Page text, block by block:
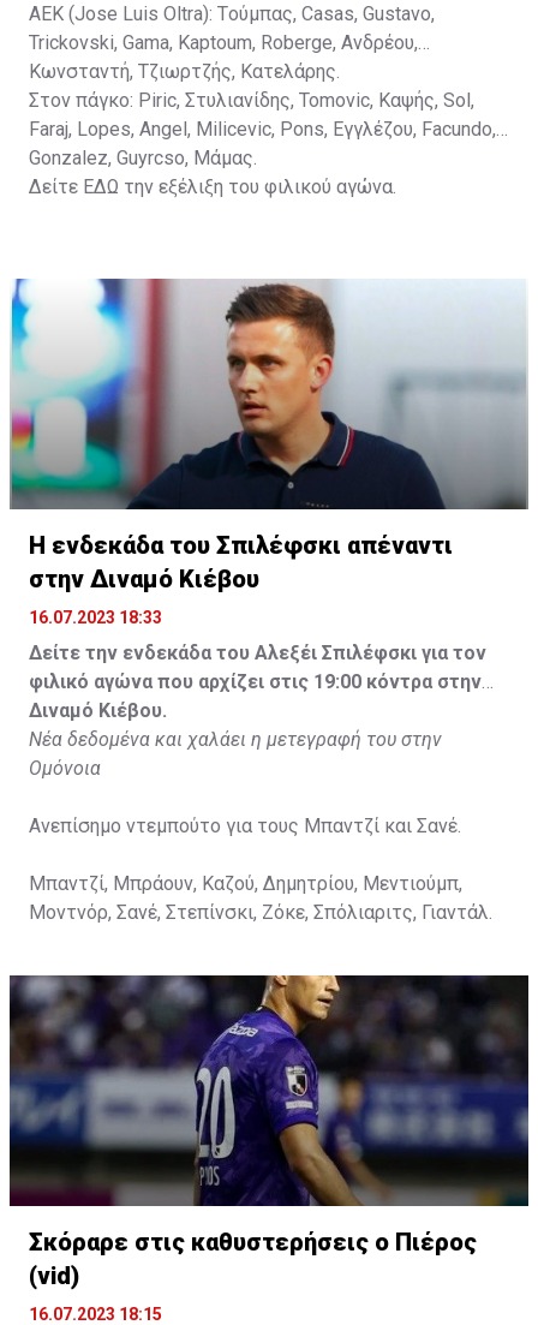
ΑΕΚ (Jose Luis Oltra): Tούμπας, Casas, Gustavo,
Trickovski, Gama, Κaptoum, Roberge, Aνδρέου,
Κωνσταντή, Τζιωρτζής, Κατελάρης.
Στον πάγκο: Piric, Στυλιανίδης, Tomovic, Καψής, Sol,
Faraj, Lopes, Angel, Milicevic, Pons, Εγγλέζου, Facundo,
Gonzalez, Guyrcso, Μάμας.
Δείτε ΕΔΩ την εξέλιξη του φιλικού αγώνα.
Η ενδεκάδα του Σπιλέφσκι απέναντι
στην Διναμό Κιέβου
16.07.2023 18:33
Δείτε την ενδεκάδα του Αλεξέι Σπιλέφσκι για τον
φιλικό αγώνα που αρχίζει στις 19:00 κόντρα στην
Διναμό Κιέβου.
Νέα δεδομένα και χαλάει η μετεγραφή του στην
Ομόνοια
Ανεπίσημο ντεμπούτο για τους Μπαντζί και Σανέ.
Μπαντζί, Μπράουν, Καζού, Δημητρίου, Μεντιούμπ,
Μοντνόρ, Σανέ, Στεπίνσκι, Ζόκε, Σπόλιαριτς, Γιαντάλ.
Σκόραρε στις καθυστερήσεις ο Πιέρος
(vid)
16.07.2023 18:15